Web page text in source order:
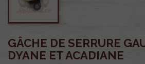
GÂCHE DE SERRURE
DYANE ET ACADIANE